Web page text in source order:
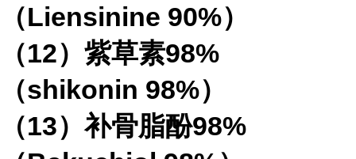
（Liensinine 90%）
（12）紫草素98%
（shikonin 98%）
（13）补骨脂酚98%